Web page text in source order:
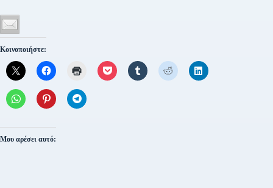
Κοινοποιήστε:
Μου αρέσει αυτό: